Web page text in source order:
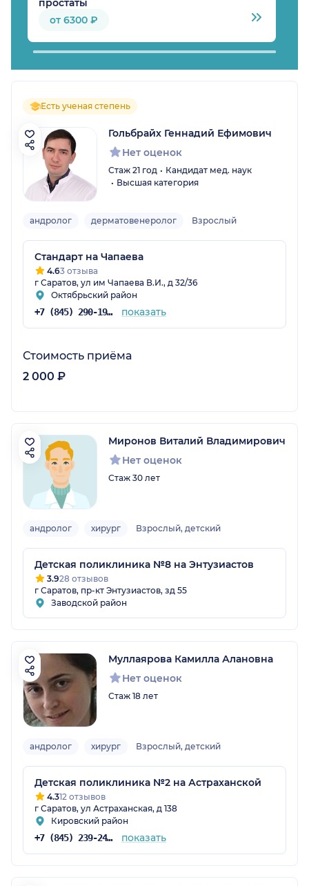
простаты
от 6300 ₽
Есть ученая степень
Гольбрайх Геннадий Ефимович
Нет оценок
Стаж 21 год
Кандидат мед. наук
Высшая категория
андролог дерматовенеролог Взрослый
Стандарт на Чапаева
4.63 отзыва
г Саратов, ул им Чапаева В.И., д 32/36
Октябрьский район
+7 (845) 290-19-02 показать
Стоимость приёма
2 000 ₽
Миронов Виталий Владимирович
Нет оценок
Стаж 30 лет
андролог хирург Взрослый, детский
Детская поликлиника №8 на Энтузиастов
3.928 отзывов
г Саратов, пр-кт Энтузиастов, зд 55
Заводской район
Муллаярова Камилла Алановна
Нет оценок
Стаж 18 лет
андролог хирург Взрослый, детский
Детская поликлиника №2 на Астраханской
4.312 отзывов
г Саратов, ул Астраханская, д 138
Кировский район
+7 (845) 239-24-62 показать